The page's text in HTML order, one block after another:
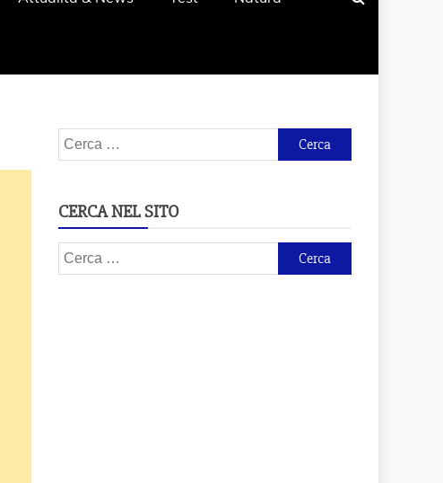
Ricerca
per:
CERCA NEL SITO
Ricerca
per: